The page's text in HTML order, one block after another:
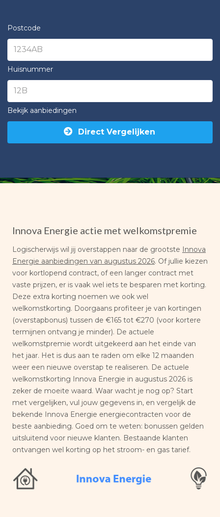
Postcode
Huisnummer
Bekijk aanbiedingen
Direct Vergelijken
Innova Energie actie met welkomstpremie
Logischerwijs wil jij overstappen naar de grootste Innova
Energie aanbiedingen van augustus 2026. Of jullie kiezen
voor kortlopend contract, of een langer contract met
vaste prijzen, er is vaak wel iets te besparen met korting.
Deze extra korting noemen we ook wel
welkomstkorting. Doorgaans profiteer je van kortingen
(overstapbonus) tussen de €165 tot €270 (voor kortere
termijnen ontvang je minder). De actuele
welkomstpremie wordt uitgekeerd aan het einde van
het jaar. Het is dus aan te raden om elke 12 maanden
weer een nieuwe overstap te realiseren. De actuele
welkomstkorting Innova Energie in augustus 2026 is
zeker de moeite waard. Waar wacht je nog op? Start
met vergelijken, vul jouw gegevens in, en vergelijk de
bekende Innova Energie energiecontracten voor de
beste aanbieding. Goed om te weten: bonussen gelden
uitsluitend voor nieuwe klanten. Bestaande klanten
ontvangen wel korting op het stroom- en gas tarief.